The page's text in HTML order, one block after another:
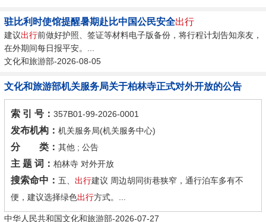
驻比利时使馆提醒暑期赴比中国公民安全出行
建议出行前做好护照、签证等材料电子版备份，将行程计划告知亲友，
在外期间每日报平安。...
文化和旅游部-2026-08-05
文化和旅游部机关服务局关于柏林寺正式对外开放的公告
索 引 号： 357B01-99-2026-0001
发布机构： 机关服务局(机关服务中心)
分 类： 其他 ; 公告
主 题 词： 柏林寺 对外开放
搜索命中： 五、 出行建议 周边胡同街巷狭窄，通行泊车多有不
便，建议选择绿色出行方式。...
中华人民共和国文化和旅游部-2026-07-27